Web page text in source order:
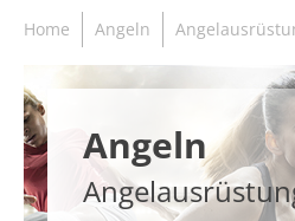
Home Angeln
Angeln